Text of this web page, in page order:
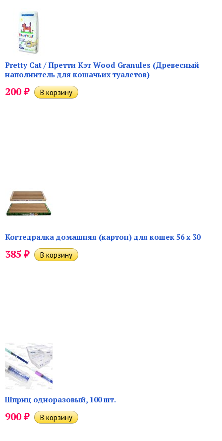
Pretty Cat / Претти Кэт Wood Granules (Древесный
наполнитель для кошачьих туалетов)
200₽
Когтедралка домашняя (картон) для кошек 56 х 30
385 ₽
Шприц одноразовый, 100 шт.
900₽